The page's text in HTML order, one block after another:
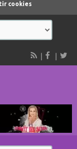
cookies